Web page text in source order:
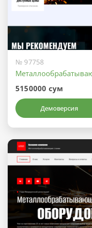
№ 97758
5150000 сум
Демоверсия